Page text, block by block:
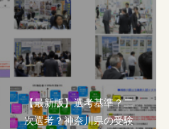
【最新版】選考基準？二
次選考？神奈川県の受験